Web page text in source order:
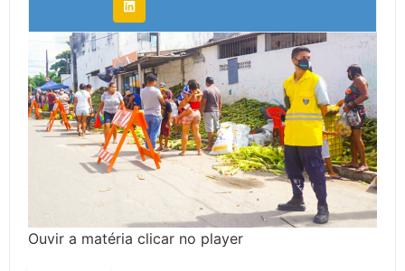
Ouvir a matéria clicar no player